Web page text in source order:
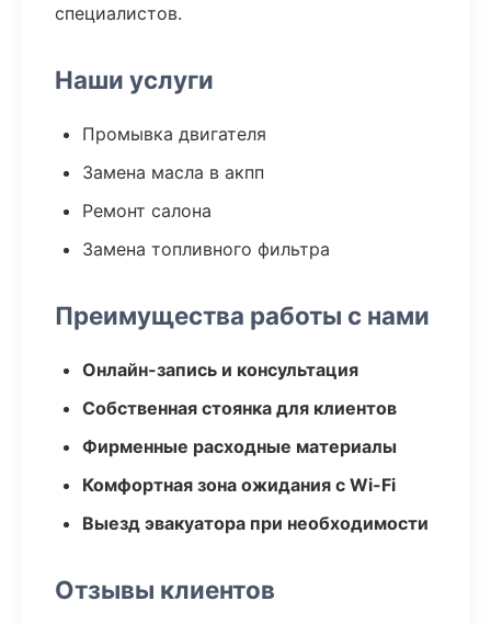
специалистов.
Наши услуги
Промывка двигателя
Замена масла в акпп
Ремонт салона
Замена топливного фильтра
Преимущества работы с нами
Онлайн-запись и консультация
Собственная стоянка для клиентов
Фирменные расходные материалы
Комфортная зона ожидания с Wi-Fi
Выезд эвакуатора при необходимости
Отзывы клиентов